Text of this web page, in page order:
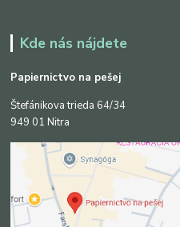
Kde nás nájdete
Papiernictvo na pešej
Štefánikova trieda 64/34
949 01 Nitra